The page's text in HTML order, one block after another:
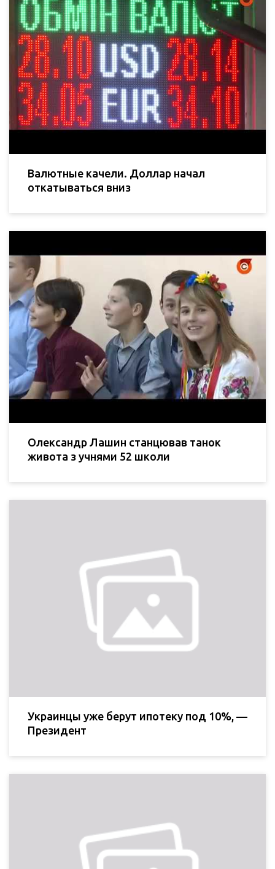
Валютные качели. Доллар начал
откатываться вниз
Олександр Лашин станцював танок
живота з учнями 52 школи
Украинцы уже берут ипотеку под 10%, —
Президент